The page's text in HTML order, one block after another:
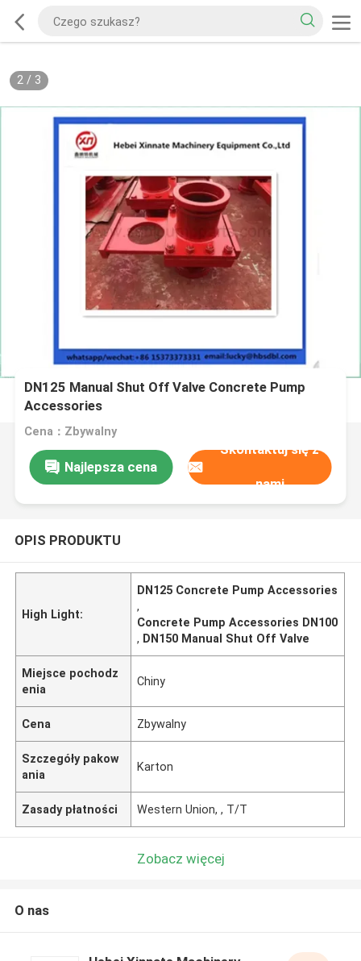
2/ 3
DN125 Manual Shut Off Valve Concrete Pump
Accessories
Cena：Zbywalny
Najlepsza cena
Skontaktuj się z
nami
OPIS PRODUKTU
High Light:
DN125 Concrete Pump Accessories
,
Concrete Pump Accessories DN100
, DN150 Manual Shut Off Valve
Miejsce pochodz
enia
Chiny
Cena Zbywalny
Szczegóły pakow
ania
Karton
Zasady płatności Western Union, , T/T
Zobacz więcej
O nas